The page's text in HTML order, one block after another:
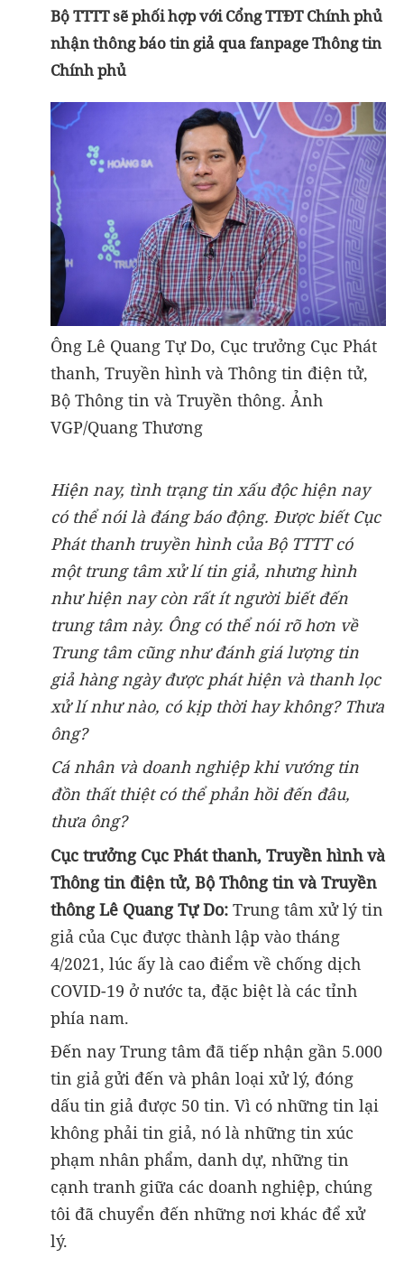
Bộ TTTT sẽ phối hợp với Cổng TTĐT Chính phủ
nhận thông báo tin giả qua fanpage Thông tin
Chính phủ
Ông Lê Quang Tự Do, Cục trưởng Cục Phát
thanh, Truyền hình và Thông tin điện tử,
Bộ Thông tin và Truyền thông. Ảnh
VGP/Quang Thương
Hiện nay, tình trạng tin xấu độc hiện nay
có thể nói là đáng báo động. Được biết Cục
Phát thanh truyền hình của Bộ TTTT có
một trung tâm xử lí tin giả, nhưng hình
như hiện nay còn rất ít người biết đến
trung tâm này. Ông có thể nói rõ hơn về
Trung tâm cũng như đánh giá lượng tin
giả hàng ngày được phát hiện và thanh lọc
xử lí như nào, có kịp thời hay không? Thưa
ông?
Cá nhân và doanh nghiệp khi vướng tin
đồn thất thiệt có thể phản hồi đến đâu,
thưa ông?
Cục trưởng Cục Phát thanh, Truyền hình và
Thông tin điện tử, Bộ Thông tin và Truyền
thông Lê Quang Tự Do: Trung tâm xử lý tin
giả của Cục được thành lập vào tháng
4/2021, lúc ấy là cao điểm về chống dịch
COVID-19 ở nước ta, đặc biệt là các tỉnh
phía nam.
Đến nay Trung tâm đã tiếp nhận gần 5.000
tin giả gửi đến và phân loại xử lý, đóng
dấu tin giả được 50 tin. Vì có những tin lại
không phải tin giả, nó là những tin xúc
phạm nhân phẩm, danh dự, những tin
cạnh tranh giữa các doanh nghiệp, chúng
tôi đã chuyển đến những nơi khác để xử
lý.